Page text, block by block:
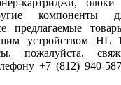
компоненты
предлагаемые
устройством HL
пожалуйста,
+7 (812) 940-